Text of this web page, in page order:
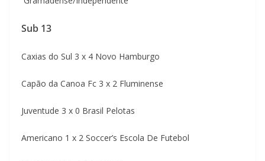
Sub 13
Caxias do Sul 3 x 4 Novo Hamburgo
Capão da Canoa Fc 3 x 2 Fluminense
Juventude 3 x 0 Brasil Pelotas
Americano 1 x 2 Soccer’s Escola De Futebol